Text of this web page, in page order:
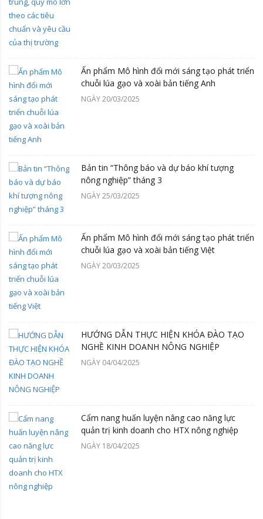
Ấn phẩm Mô hình đổi mới sáng tạo phát triển
chuỗi lúa gạo và xoài bản tiếng Anh
NGÀY 20/03/2025
Bản tin “Thông báo và dự báo khí tượng
nông nghiệp” tháng 3
NGÀY 25/03/2025
Ấn phẩm Mô hình đổi mới sáng tạo phát triển
chuỗi lúa gạo và xoài bản tiếng Việt
NGÀY 20/03/2025
HƯỚNG DẪN THỰC HIỆN KHÓA ĐÀO TẠO
NGHỀ KINH DOANH NÔNG NGHIỆP
NGÀY 04/04/2025
Cẩm nang huấn luyện nâng cao năng lực
quản trị kinh doanh cho HTX nông nghiệp
NGÀY 18/04/2025